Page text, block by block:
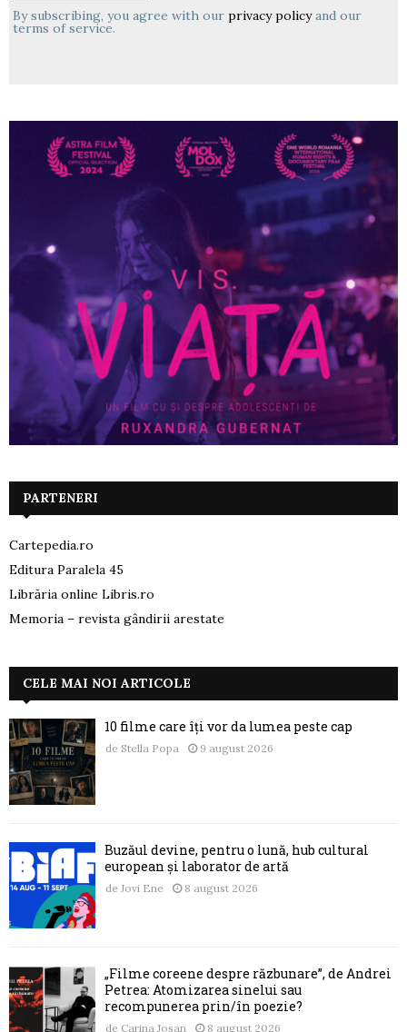
By subscribing, you agree with our privacy policyand our
terms of service.
PARTENERI
Cartepedia.ro
Editura Paralela 45
Librăria online Libris.ro
Memoria – revista gândirii arestate
CELE MAI NOI ARTICOLE
10 filme care îți vor da lumea peste cap
de Stella Popa 9 august 2026
Buzăul devine, pentru o lună, hub cultural
european și laborator de artă
de Jovi Ene 8 august 2026
„Filme coreene despre răzbunare”, de Andrei
Petrea: Atomizarea sinelui sau
recompunerea prin/în poezie?
de Carina Josan 8 august 2026